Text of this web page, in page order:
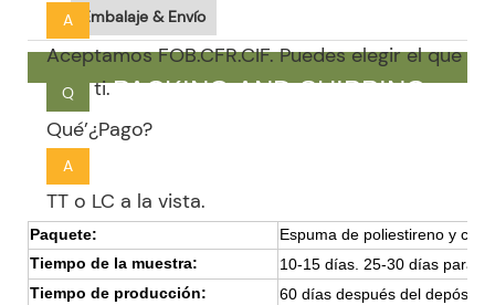
A
Aceptamos FOB.CFR.CIF. Puedes elegir el que
para ti.
Q
Qué’¿Pago?
A
TT o LC a la vista.
Embalaje & Envío
PACKING AND SHIPPING
Paquete:
Espuma de poliestireno y
Tiempo de la muestra:
10-15 días. 25-30 días para
Tiempo de producción:
60 días después del depósito